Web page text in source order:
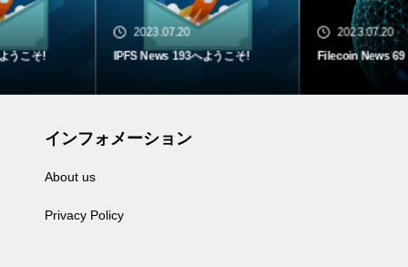
IPFS News 193へようこそ!
Filecoin News 69
インフォメーション
About us
Privacy Policy